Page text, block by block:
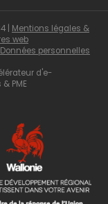
| Mentions légales &
web
Données personnelles
d'e-
PME